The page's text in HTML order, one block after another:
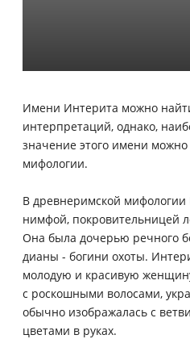
Имени Интерита можно
интерпретаций, однако,
значение этого имени
мифологии.
В древнеримской мифологии
нимфой, покровительницей
Она была дочерью речного
дианы - богини охоты.
молодую и красивую
с роскошными волосами,
обычно изображалась с
цветами в руках.